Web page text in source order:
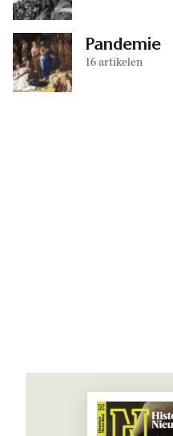
Pandemie
16 artikelen